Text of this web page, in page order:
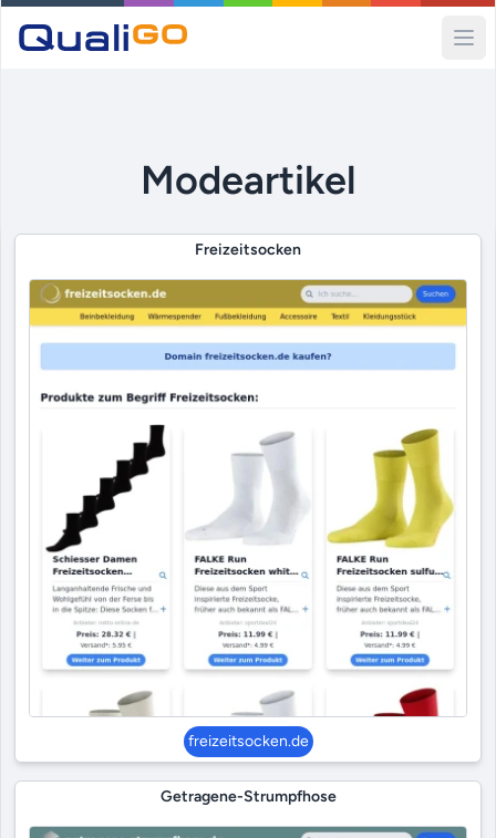
Modeartikel
Freizeitsocken
freizeitsocken.de
Getragene-Strumpfhose